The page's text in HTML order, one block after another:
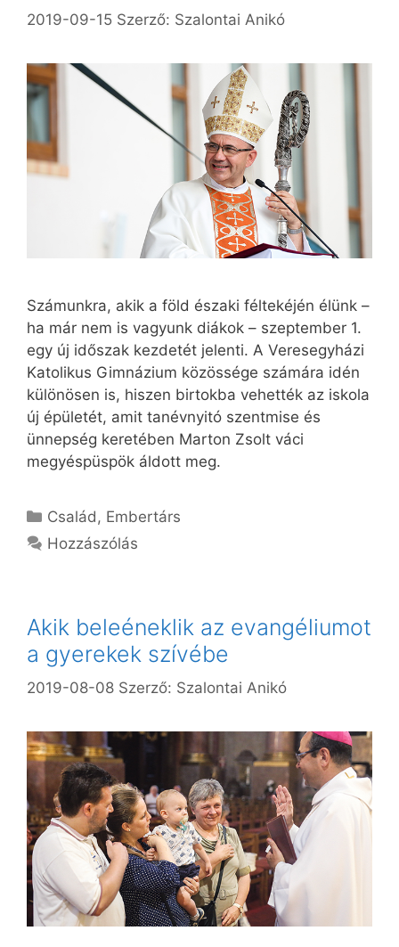
2019-09-15 Szerző: Szalontai Anikó
Számunkra, akik a föld északi féltekéjén élünk –
ha már nem is vagyunk diákok – szeptember 1.
egy új időszak kezdetét jelenti. A Veresegyházi
Katolikus Gimnázium közössége számára idén
különösen is, hiszen birtokba vehették az iskola
új épületét, amit tanévnyitó szentmise és
ünnepség keretében Marton Zsolt váci
megyéspüspök áldott meg.
Kategória
Család , Embertárs
Hozzászólás
Akik beleéneklik az evangéliumot
a gyerekek szívébe
2019-08-08 Szerző: Szalontai Anikó